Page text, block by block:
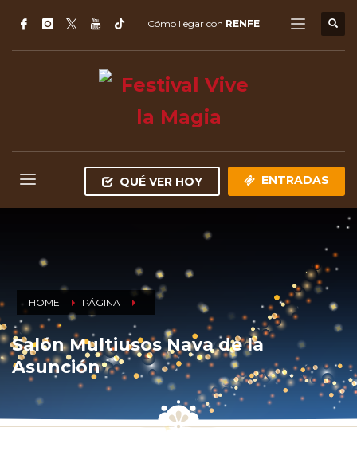
Cómo llegar con RENFE
QUÉ VER HOY ENTRADAS
HOME PÁGINA
Salón Multiusos Nava de la
Asunción